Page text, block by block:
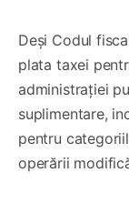
Deși Codul
plata taxei
administrației
suplimentare,
pentru
operării